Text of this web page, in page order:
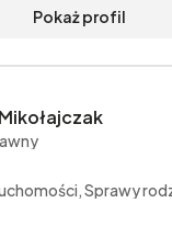
Pokaż profil
Sprawy